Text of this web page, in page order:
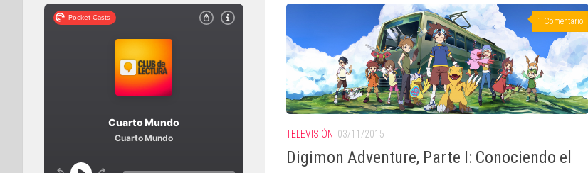
1 Comentario
TELEVISIÓN 03/11/2015
Digimon Adventure, Parte I: Conociendo el